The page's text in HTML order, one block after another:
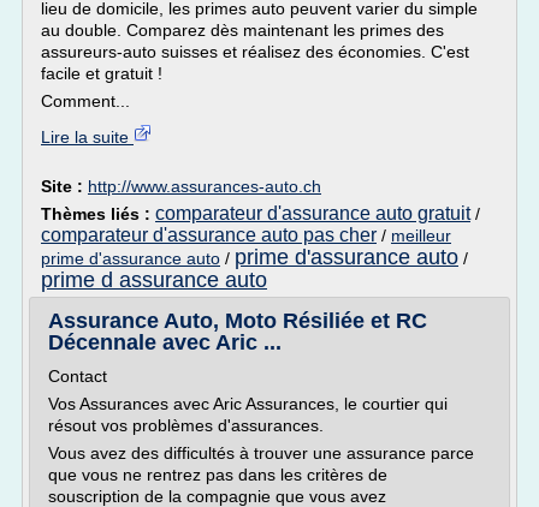
lieu de domicile, les primes auto peuvent varier du simple
au double. Comparez dès maintenant les primes des
assureurs-auto suisses et réalisez des économies. C'est
facile et gratuit !
Comment...
Lire la suite
Site : http://www.assurances-auto.ch
Thèmes liés : comparateur d'assurance auto gratuit/
comparateur d'assurance auto pas cher / meilleur
prime d'assurance auto / prime d'assurance auto /
prime d assurance auto
Assurance Auto, Moto Résiliée et RC
Décennale avec Aric ...
Contact
Vos Assurances avec Aric Assurances, le courtier qui
résout vos problèmes d'assurances.
Vous avez des difficultés à trouver une assurance parce
que vous ne rentrez pas dans les critères de
souscription de la compagnie que vous avez